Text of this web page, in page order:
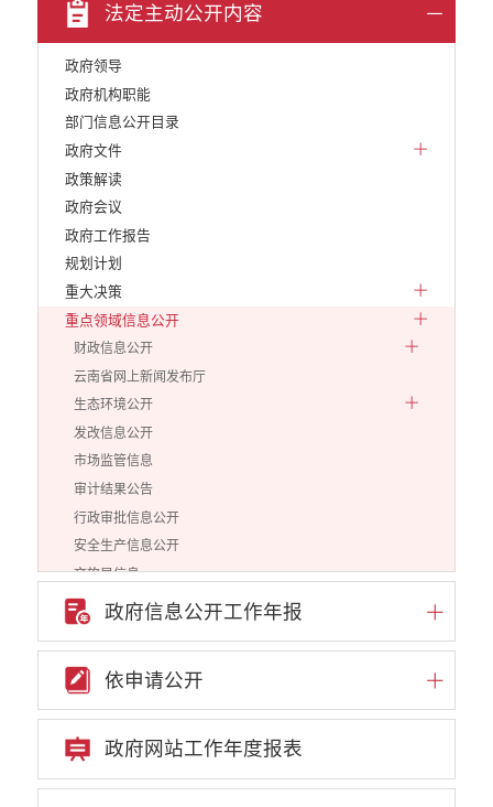
法定主动公开内容
政府领导
政府机构职能
部门信息公开目录
政府文件
政策解读
政府会议
政府工作报告
规划计划
重大决策
重点领域信息公开
财政信息公开
云南省网上新闻发布厅
生态环境公开
发改信息公开
市场监管信息
审计结果公告
行政审批信息公开
安全生产信息公开
文旅局信息
住房保障信息
自然资源政务公开
就业创业
卫生健康信息公开
政府信息公开工作年报
依申请公开
政府网站工作年度报表